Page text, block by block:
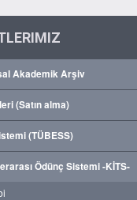
Akademik Arşiv
(Satın alma)
(TÜBESS)
Ödünç Sistemi -KİTS-